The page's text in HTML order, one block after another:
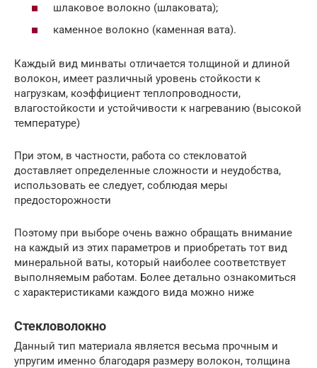
шлаковое волокно (шлаковата);
каменное волокно (каменная вата).
Каждый вид минваты отличается толщиной и длиной
волокон, имеет различный уровень стойкости к
нагрузкам, коэффициент теплопроводности,
влагостойкости и устойчивости к нагреванию (высокой
температуре)
При этом, в частности, работа со стекловатой
доставляет определенные сложности и неудобства,
использовать ее следует, соблюдая меры
предосторожности
Поэтому при выборе очень важно обращать внимание
на каждый из этих параметров и приобретать тот вид
минеральной ваты, который наиболее соответствует
выполняемым работам. Более детально ознакомиться
с характеристиками каждого вида можно ниже
Стекловолокно
Данный тип материала является весьма прочным и
упругим именно благодаря размеру волокон, толщина